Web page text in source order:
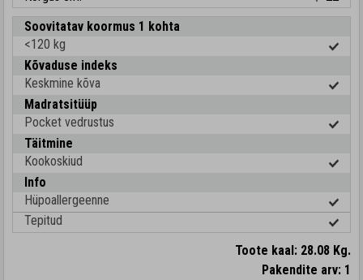
Soovitatav koormus 1 kohta
<120 kg
Kõvaduse indeks
Keskmine kõva
Madratsitüüp
Pocket vedrustus
Täitmine
Kookoskiud
Info
Hüpoallergeenne
Tepitud
Toote kaal: 28.08 Kg.
Pakendite arv: 1